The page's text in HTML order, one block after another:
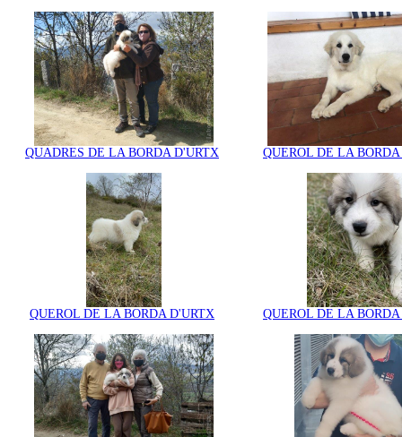
QUADRES DE LA BORDA D'URTX QUEROL DE LA
QUEROL DE LA BORDA D'URTX QUEROL DE LA